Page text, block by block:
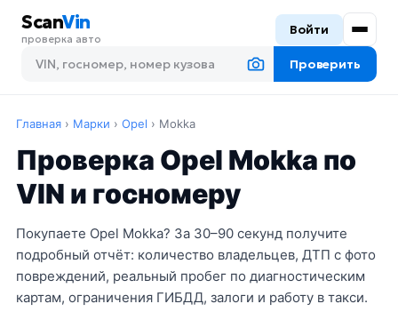
ScanVin
проверка авто
Проверить
Войти
Главная › Марки › Opel › Mokka
Проверка Opel Mokka по
VIN и госномеру
Покупаете Opel Mokka? За 30–90 секунд получите
подробный отчёт: количество владельцев, ДТП с фото
повреждений, реальный пробег по диагностическим
картам, ограничения ГИБДД, залоги и работу в такси.